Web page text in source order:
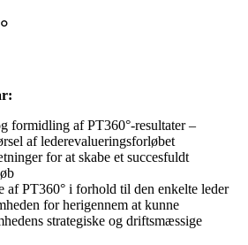
formidling af PT360°-resultater –
af lederevalueringsforløbet
for at skabe et succesfuldt
af PT360° i forhold til den enkelte leder
for herigennem at kunne
strategiske og driftsmæssige